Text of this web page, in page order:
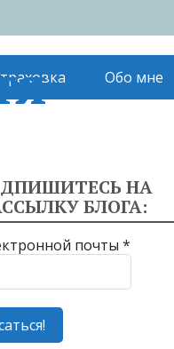
Обо мне
НА
БЛОГА:
почты *